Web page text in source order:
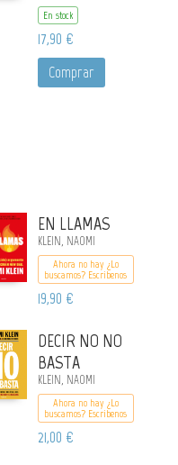
En stock
17,90 €
Comprar
EN LLAMAS
KLEIN, NAOMI
Ahora no hay ¿Lo
buscamos? Escribenos
19,90 €
DECIR NO NO
BASTA
KLEIN, NAOMI
Ahora no hay ¿Lo
buscamos? Escribenos
21,00 €